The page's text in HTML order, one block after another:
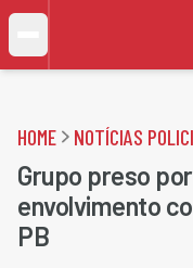
HOME NOTÍCIAS
Grupo preso
envolvimento
PB